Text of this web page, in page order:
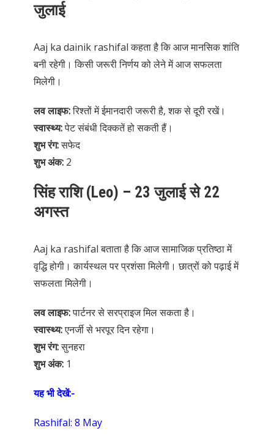
जुलाई
Aaj ka dainik rashifal कहता है कि आज मानसिक शांति
बनी रहेगी। किसी जरूरी निर्णय को लेने में आज सफलता
मिलेगी।
लव लाइफ:रिश्तों में ईमानदारी जरूरी है, शक से दूरी रखें।
स्वास्थ्य:पेट संबंधी दिक्कतें हो सकती हैं।
शुभ रंग:सफेद
शुभ अंक: 2
सिंह राशि (Leo) – 23 जुलाई से 22
अगस्त
Aaj ka rashifal बताता है कि आज सामाजिक प्रतिष्ठा में
वृद्धि होगी। कार्यस्थल पर प्रशंसा मिलेगी। छात्रों को पढ़ाई में
सफलता मिलेगी।
लव लाइफ:पार्टनर से सरप्राइज मिल सकता है।
स्वास्थ्य:एनर्जी से भरपूर दिन रहेगा।
शुभ रंग:सुनहरा
शुभ अंक: 1
यह भी देखें:-
Rashifal: 8 May